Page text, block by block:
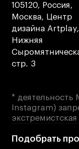
105120, Россия,
Москва, Центр
дизайна
Нижняя
стр. 3
* деятельность
Instagram)
экстремистская
Подобрать